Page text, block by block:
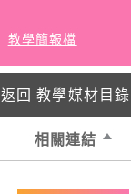
教學簡報檔
返回 教學媒材目錄
相關連結